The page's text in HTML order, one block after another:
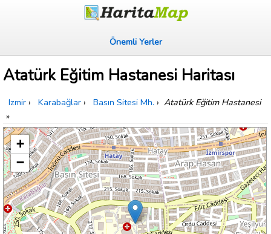
Önemli Yerler
Atatürk Eğitim Hastanesi Haritası
Izmir › Karabağlar › Basın Sitesi Mh. › Atatürk Eğitim Hastanesi
»
+
−